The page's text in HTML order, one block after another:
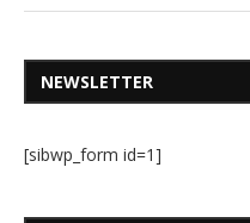
NEWSLETTER
[sibwp_form id=1]